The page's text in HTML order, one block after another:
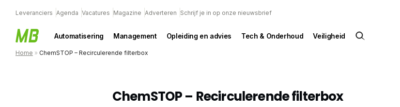
Leveranciers Agenda Vacatures Magazine Adverteren Schrijf je in op onze nieuwsbrief
Automatisering Management Opleiding en advies Tech & Onderhoud Veiligheid
Home » ChemSTOP – Recirculerende filterbox
ChemSTOP – Recirculerende filterbox